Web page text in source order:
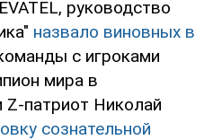
руководство
назвало виновных в
с игроками
мира в
Z-патриот Николай
сознательной